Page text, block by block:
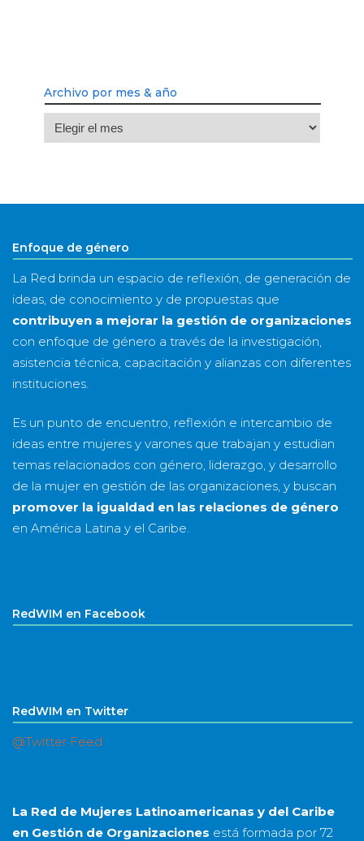
Archivo por mes & año
Archivo
por
año
Enfoque de género
La Red brinda un espacio de reflexión, de generación de
ideas, de conocimiento y de propuestas que
contribuyen a mejorar la gestión de organizaciones
con enfoque de género a través de la investigación,
asistencia técnica, capacitación y alianzas con diferentes
instituciones.
Es un punto de encuentro, reflexión e intercambio de
ideas entre mujeres y varones que trabajan y estudian
temas relacionados con género, liderazgo, y desarrollo
de la mujer en gestión de las organizaciones, y buscan
promover la igualdad en las relaciones de género
en América Latina y el Caribe.
RedWIM en Facebook
RedWIM en Twitter
@Twitter Feed
La Red de Mujeres Latinoamericanas y del Caribe
en Gestión de Organizaciones está formada por 72